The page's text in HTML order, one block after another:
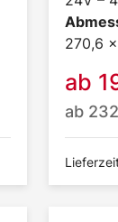
270,6
ab
ab